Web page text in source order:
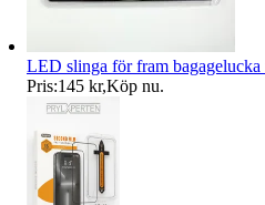
LED slinga för fram
Pris:145 kr,Köp nu.